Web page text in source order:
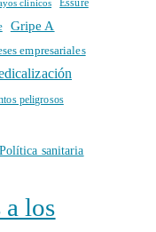
clínicos Essure
Gripe A
empresariales
peligrosos
Política sanitaria
a los